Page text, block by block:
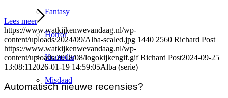
Fantasy
Horror
Komedie
Misdaad
Lees meer
https://www.watkijkenwevandaag.nl/wp-
content/uploads/2024/09/Alba-scaled.jpg 1440 2560 Richard Post
https://www.watkijkenwevandaag.nl/wp-
content/uploads/2018/08/logokijkengif.gif Richard Post2024-09-25
13:08:11 2026-01-19 14:59:05Alba (serie)
Automatisch nieuwe recensies?